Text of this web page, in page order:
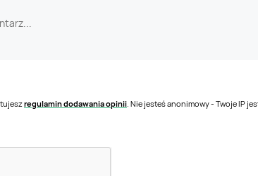
regulamin dodawania opinii . Nie jesteś anonimowy - Twoje IP